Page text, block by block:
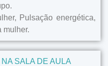
Pulsação energética,
mulher.
SALA DE AULA